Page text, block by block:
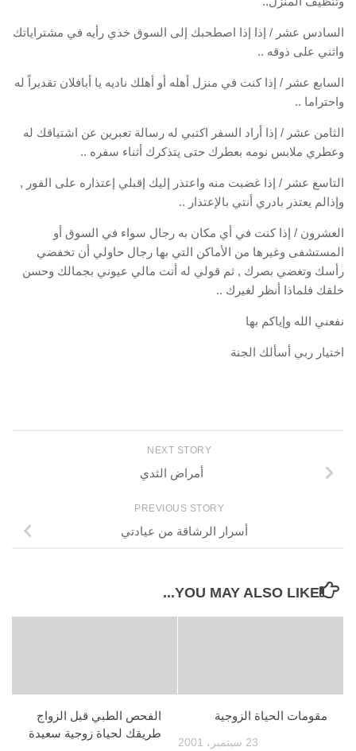
السادس عشر / إذا إذا اصطحبك إلى السوق خذي رأيه في مشتراياتك
واثني على ذوقه ..
السابع عشر / إذا كنت في منزل أهله أو أهلك ناديه يا أبافلان تقديراً له
واحتراما ..
الثامن عشر / إذا أراد السفر اكتبي له رسالة تعبرين عن اشتياقك له
وعطري ملابس نومه بعطرك حتى يتذكرك أثناء سفره ..
التاسع عشر / إذا غضبت منه واعتذر إليك إقبلي إعتذاره على الفور ,
وإذالم يعتذر بادري أنتي بالإعتذار ..
العشرون / إذا كنت في أي مكان به رجال سواء في السوق أو
المستشفى وغيرها من الأماكن التي بها رجال حاولي أن تخفضي
رأسك وتغضي بصرك , ثم قولي له أنت مالي عيوني بجمالك وحسن
خلقك فلماذا أنظر لغيرك ..
نفعني الله وإياكم بها
اختيار ربي أسألك الجنة
NEXT STORY
أمراض الثدي
PREVIOUS STORY
أسرار الرشاقة من عيادتي
YOU MAY ALSO LIKE...
الفحص الطبي قبل الزواج
طريقك لحياة زوجية سعيدة
مقومات الحياة الزوجية
23 سبتمبر، 2001